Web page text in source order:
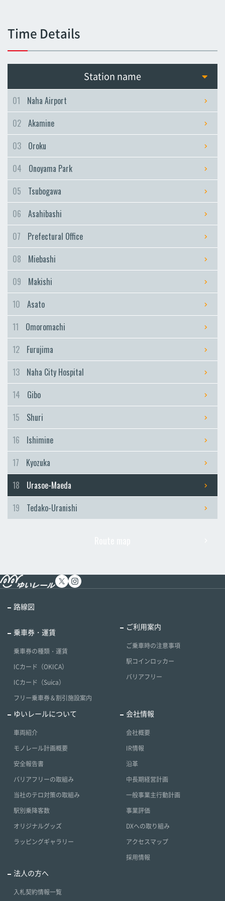
Asato
Naha City Hospital
Ishimine
Tedako-Uranishi
Asahibashi
Prefectural Office
Miebashi
Omoromachi
Gibo
Kyozuka
Time Details
Station name
01
Naha Airport
02 Akamine
03
Oroku
04
Onoyama Park
05
Tsubogawa
06
Asahibashi
07
Prefectural Office
08
Miebashi
09
Makishi
10
Asato
11
Omoromachi
12
Furujima
13
Naha City Hospital
14
Gibo
15
Shuri
16
Ishimine
17
Kyozuka
18
Urasoe-Maeda
19
Tedako-Uranishi
路線図
乗車券・運賃
乗車券の種類・運賃
ICカード（OKICA）
ICカード（Suica）
フリー乗車券＆割引施設案内
ご利用案内
ご乗車時の注意事項
駅コインロッカー
バリアフリー
ゆいレールについて
車両紹介
モノレール計画概要
安全報告書
バリアフリーの取組み
当社のテロ対策の取組み
駅別乗降客数
オリジナルグッズ
ラッピングギャラリー
会社情報
会社概要
IR情報
沿革
中長期経営計画
一般事業主行動計画
事業評価
DXへの取り組み
アクセスマップ
採用情報
法人の方へ
入札契約情報一覧